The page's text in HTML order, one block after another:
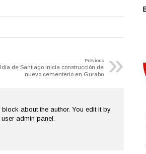
»
Previous
de Santiago inicia construcción de
nuevo cementerio en Gurabo
about the author. You edit it by
admin panel.